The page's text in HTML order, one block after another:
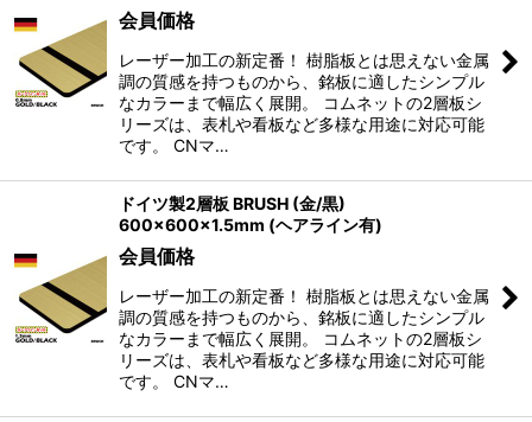
会員価格
レーザー加工の新定番！ 樹脂板とは思えない金属
調の質感を持つものから、銘板に適したシンプル
なカラーまで幅広く展開。 コムネットの2層板シ
リーズは、表札や看板など多様な用途に対応可能
です。 CNマ…
ドイツ製2層板 BRUSH (金/黒)
600×600×1.5mm (ヘアライン有)
会員価格
レーザー加工の新定番！ 樹脂板とは思えない金属
調の質感を持つものから、銘板に適したシンプル
なカラーまで幅広く展開。 コムネットの2層板シ
リーズは、表札や看板など多様な用途に対応可能
です。 CNマ…